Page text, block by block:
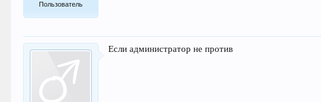
Пользователь
Если администратор не против